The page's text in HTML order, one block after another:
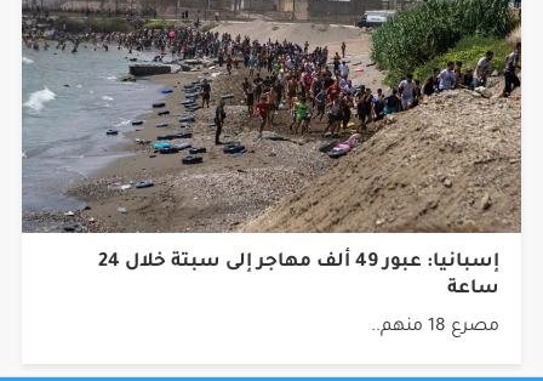
إسبانيا: عبور 49 ألف مهاجر إلى سبتة خلال 24
ساعة
مصرع 18 منهم..